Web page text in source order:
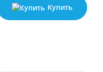
Купить